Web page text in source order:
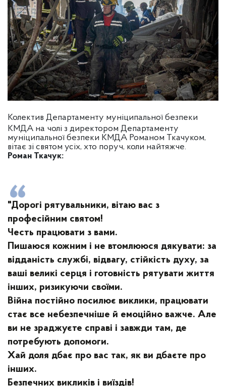
Колектив Департаменту муніципальної безпеки
КМДА на чолі з директором Департаменту
муніципальної безпеки КМДА Романом Ткачуком,
вітає зі святом усіх, хто поруч, коли найтяжче.
Роман Ткачук:
"Дорогі рятувальники, вітаю вас з
професійним святом!
Честь працювати з вами.
Пишаюся кожним і не втомлююся дякувати: за
відданість службі, відвагу, стійкість духу, за
ваші великі серця і готовність рятувати життя
інших, ризикуючи своїми.
Війна постійно посилює виклики, працювати
стає все небезпечніше й емоційно важче. Але
ви не зраджуєте справі і завжди там, де
потребують допомоги.
Хай доля дбає про вас так, як ви дбаєте про
інших.
Безпечних викликів і виїздів!